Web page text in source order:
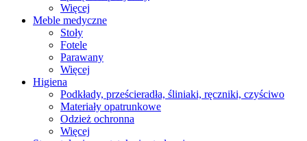
Więcej
Meble medyczne
Stoły
Fotele
Parawany
Więcej
Higiena
Podkłady, prześcieradła, śliniaki, ręczniki, czyściwo
Materiały opatrunkowe
Odzież ochronna
Więcej